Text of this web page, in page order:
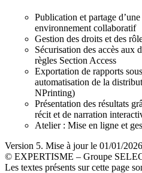
Publication et partage
environnement collaboratif
Gestion des droits et des
Sécurisation des accès aux
règles Section Access
Exportation de rapports
automatisation de la
NPrinting)
Présentation des résultats
récit et de narration
Atelier : Mise en ligne et
Version 5. Mise à jour le 01/01/2026
© EXPERTISME – Groupe
Les textes présents sur cette page